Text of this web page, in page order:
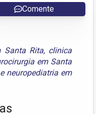
Comente
Santa Rita, clinica
em Santa
e neuropediatria em